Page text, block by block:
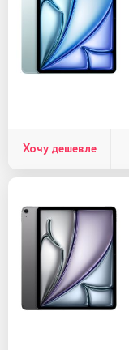
Хочу дешевле